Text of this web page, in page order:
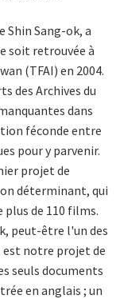
Shin Sang-ok, a
soit retrouvée à
(TFAI) en 2004.
des Archives du
dans
féconde entre
pour y parvenir.
projet de
déterminant, qui
de 110 films.
peut-être l'un des
est notre projet de
seuls documents
en anglais ; un